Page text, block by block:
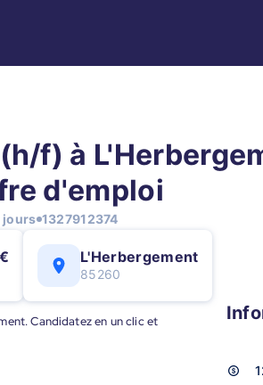
f) à
d'emploi
jours 1327912374
L'Herbergement
85260
Candidatez en un clic et